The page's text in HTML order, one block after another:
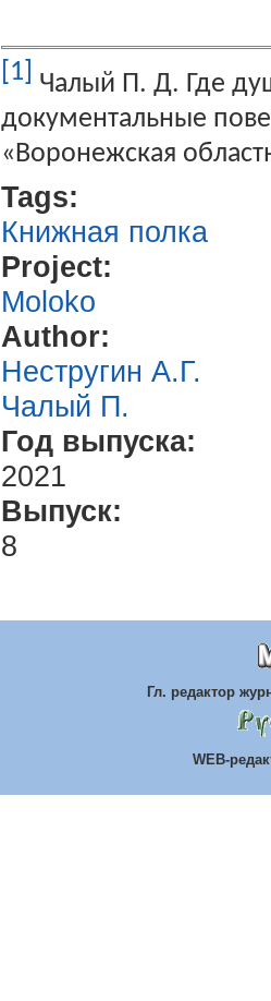
[1]
Чалый П. Д. Где
документальные
«Воронежская
Tags:
Книжная полка
Project:
Moloko
Author:
Нестругин А.Г.
Чалый П.
Год выпуска:
2021
Выпуск:
8
Гл. редактор
WEB-